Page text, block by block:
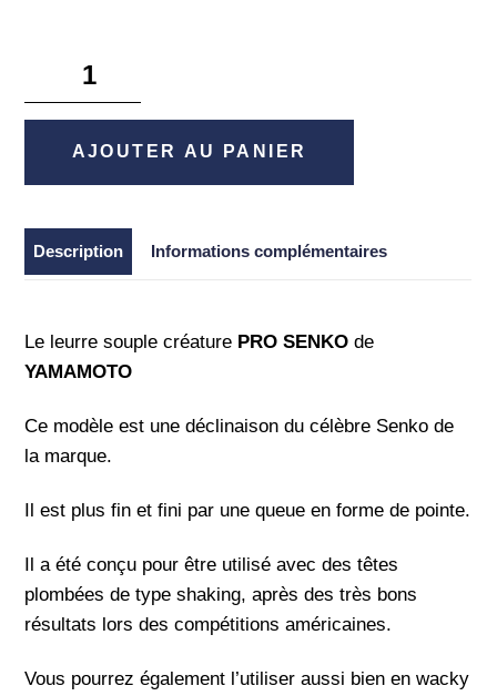
quantité
Pro
Senko
5"
Yamamoto
AJOUTER AU PANIER
Description Informations complémentaires
Le leurre souple créature PRO SENKO de
YAMAMOTO
Ce modèle est une déclinaison du célèbre Senko de
la marque.
Il est plus fin et fini par une queue en forme de pointe.
Il a été conçu pour être utilisé avec des têtes
plombées de type shaking, après des très bons
résultats lors des compétitions américaines.
Vous pourrez également l’utiliser aussi bien en wacky